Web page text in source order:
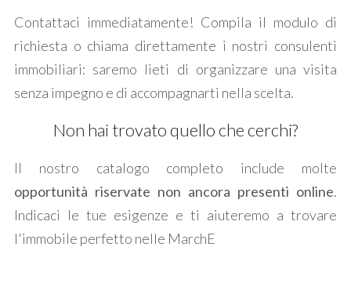
Contattaci immediatamente! Compila il modulo di
richiesta o chiama direttamente i nostri consulenti
immobiliari: saremo lieti di organizzare una visita
senza impegno e di accompagnarti nella scelta.
Non hai trovato quello che cerchi?
Il nostro catalogo completo include molte
opportunità riservate non ancora presenti online.
Indicaci le tue esigenze e ti aiuteremo a trovare
l'immobile perfetto nelle MarchE
Locali
minimi
2
3